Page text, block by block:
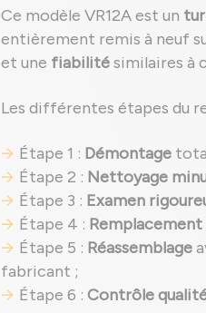
Ce modèle VR12A est un
entièrement remis à neuf
et une fiabilitésimilaires à
Les différentes étapes du
Étape 1 : Démontage
Étape 2 : Nettoyage
Étape 3 : Examen
Étape 4 :
Étape 5 : Réassemblage
fabricant ;
Étape 6 : Contrôle